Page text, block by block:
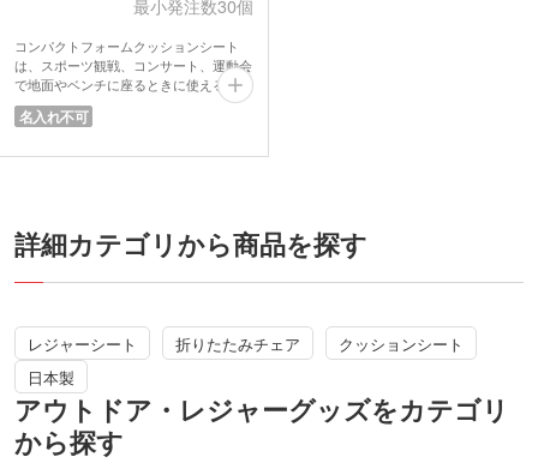
最小発注数30個
コンパクトフォームクッションシート
は、スポーツ観戦、コンサート、運動会
で地面やベンチに座るときに使えるアイ
テム。汚れもサッと落ち、硬い場所でも
お尻が痛くなりにくいポリエチレン製。
べるタイプです。ポーチは片方の手で掴
ョンです。
スポーツ大会やフェスなどの屋外イベン
名入れ不可
詳細カテゴリから商品を探す
レジャーシート 折りたたみチェア
クッションシート
日本製
アウトドア・レジャーグッズをカテゴリ
から探す